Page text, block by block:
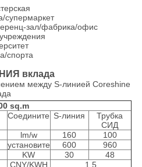
супермаркет
зал/фабрика/офис
спорта
вклада
между S-линией Coreshine
sq.m
Соедините S-линия
Трубка
СИД
lm/w 160
100
установите 600
960
KW 30
48
CNY/KWH 1,5